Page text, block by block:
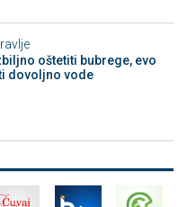
oštetiti bubrege, evo
dovoljno vode